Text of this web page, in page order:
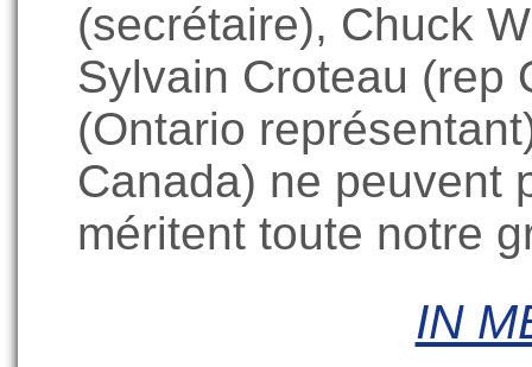
(secrétaire), Chuck
Sylvain Croteau (rep
(Ontario
Canada) ne peuvent
méritent toute notre
IN